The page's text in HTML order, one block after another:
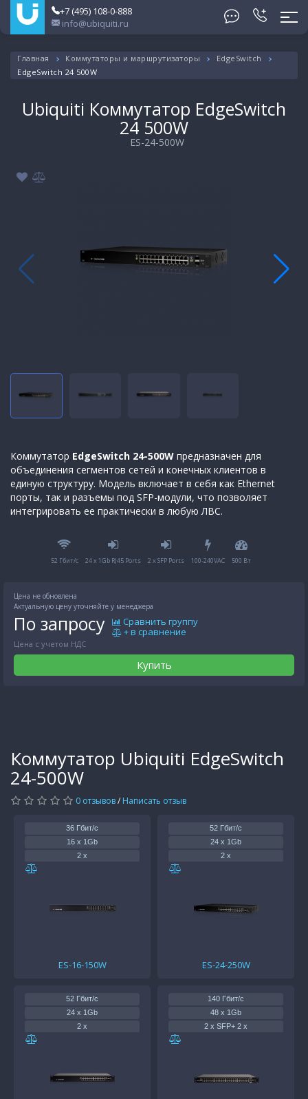
+7 (495) 108-0-888
info@ubiquiti.ru
Главная Коммутаторы и маршрутизаторы
EdgeSwitch
EdgeSwitch 24 500W
Ubiquiti Коммутатор EdgeSwitch
24 500W
ES-24-500W
Коммутатор EdgeSwitch 24-500W предназначен для
объединения сегментов сетей и конечных клиентов в
единую структуру. Модель включает в себя как Ethernet
порты, так и разъемы под SFP-модули, что позволяет
интегрировать ее практически в любую ЛВС.
52 Гбит/с 24 x 1Gb RJ45 Ports 2 x SFP Ports 100-240VAC 500 Вт
Цена не обновлена
Актуальную цену уточняйте у менеджера
По запросу
Цена с учетом НДС
Сравнить группу
+ в сравнение
Купить
Коммутатор Ubiquiti EdgeSwitch
24-500W
0 отзывов/ Написать отзыв
36 Гбит/с
16 x 1Gb
2 x
ES-16-150W
52 Гбит/с
24 x 1Gb
2 x
ES-24-250W
52 Гбит/с
24 x 1Gb
2 x
140 Гбит/с
48 x 1Gb
2 x SFP+ 2 x